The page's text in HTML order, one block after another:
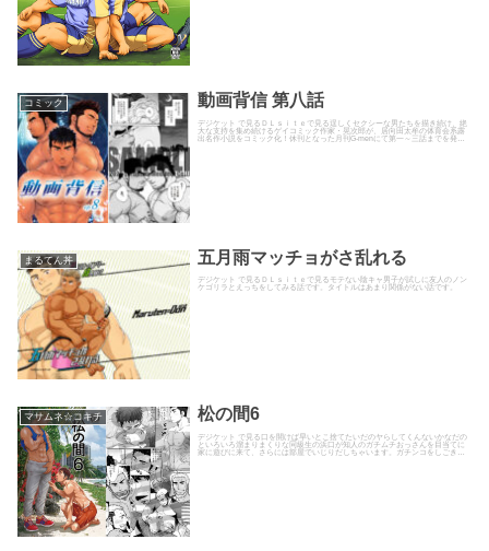
コミック 動画背信 第八話
デジケット で見るＤＬｓｉｔｅで見る逞しくセクシーな男たちを描き続け、絶
大な支持を集め続けるゲイコミック作家・晃次郎が、居向田太牟の体育会系露
出名作小説をコミック化！休刊となった月刊G-menにて第一～三話までを発表
し、第四話以降を完全描き...
まるてん丼 五月雨マッチョがさ乱れる
デジケット で見るＤＬｓｉｔｅで見るモテない陰キャ男子が試しに友人のノン
ケゴリラとえっちをしてみる話です。タイトルはあまり関係がない話です。
マサムネ☆コキチ 松の間6
デジケット で見る口を開けば早いとこ捨てたいだのヤらしてくんないかなだの
といろいろ溜まりまくりな同級生の浜口が知人のガチムチおっさんを目当てに
家に遊びに来て、さらには部屋でいじりだしちゃいます。ガチンコをしごきな
がらおっさんの舐めてみたいと...